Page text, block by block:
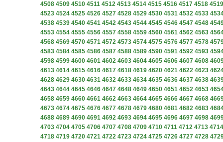
4508 4509 4510 4511 4512 4513 4514 4515 4516 4517 4518 4519
4523 4524 4525 4526 4527 4528 4529 4530 4531 4532 4533
4538 4539 4540 4541 4542 4543 4544 4545 4546 4547 4548
4553 4554 4555 4556 4557 4558 4559 4560 4561 4562 4563
4568 4569 4570 4571 4572 4573 4574 4575 4576 4577 4578
4583 4584 4585 4586 4587 4588 4589 4590 4591 4592 4593
4598 4599 4600 4601 4602 4603 4604 4605 4606 4607 4608
4613 4614 4615 4616 4617 4618 4619 4620 4621 4622 4623
4628 4629 4630 4631 4632 4633 4634 4635 4636 4637 4638
4643 4644 4645 4646 4647 4648 4649 4650 4651 4652 4653
4658 4659 4660 4661 4662 4663 4664 4665 4666 4667 4668
4673 4674 4675 4676 4677 4678 4679 4680 4681 4682 4683
4688 4689 4690 4691 4692 4693 4694 4695 4696 4697 4698
4703 4704 4705 4706 4707 4708 4709 4710 4711 4712 4713 4714
4718 4719 4720 4721 4722 4723 4724 4725 4726 4727 4728